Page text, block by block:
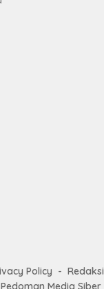
Policy Redaksi
Pedoman Media Siber